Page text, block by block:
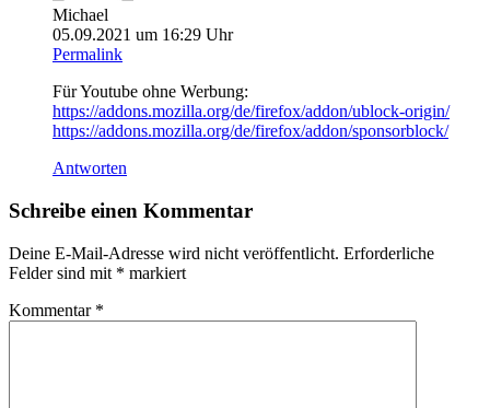
Michael
05.09.2021 um 16:29 Uhr
Permalink
Für Youtube ohne Werbung:
https://addons.mozilla.org/de/firefox/addon/ublock-origin/
https://addons.mozilla.org/de/firefox/addon/sponsorblock/
Antworten
Schreibe einen Kommentar
Deine E-Mail-Adresse wird nicht veröffentlicht. Erforderliche
Felder sind mit * markiert
Kommentar *